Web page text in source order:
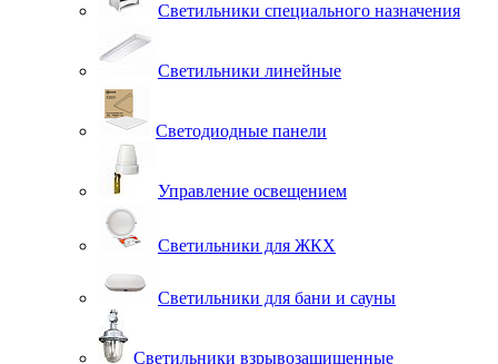
Светильники специального назначения
Светильники линейные
Светодиодные панели
Управление освещением
Светильники для ЖКХ
Светильники для бани и сауны
Светильники взрывозащищенные